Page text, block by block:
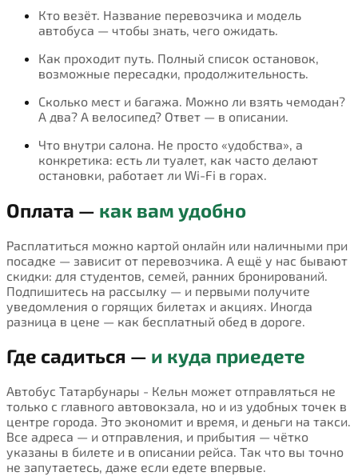
Кто везёт. Название перевозчика и модель
автобуса — чтобы знать, чего ожидать.
Как проходит путь. Полный список остановок,
возможные пересадки, продолжительность.
Сколько мест и багажа. Можно ли взять чемодан?
А два? А велосипед? Ответ — в описании.
Что внутри салона. Не просто «удобства», а
конкретика: есть ли туалет, как часто делают
остановки, работает ли Wi-Fi в горах.
Оплата — как вам удобно
Расплатиться можно картой онлайн или наличными при
посадке — зависит от перевозчика. А ещё у нас бывают
скидки: для студентов, семей, ранних бронирований.
Подпишитесь на рассылку — и первыми получите
уведомления о горящих билетах и акциях. Иногда
разница в цене — как бесплатный обед в дороге.
Где садиться — и куда приедете
Автобус Татарбунары - Кельн может отправляться не
только с главного автовокзала, но и из удобных точек в
центре города. Это экономит и время, и деньги на такси.
Все адреса — и отправления, и прибытия — чётко
указаны в билете и в описании рейса. Так что вы точно
не запутаетесь, даже если едете впервые.